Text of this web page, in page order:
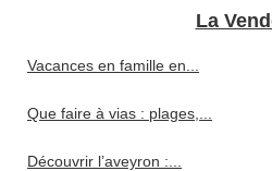
La
Vacances en famille en...
Que faire à vias : plages,...
Découvrir l’aveyron :...